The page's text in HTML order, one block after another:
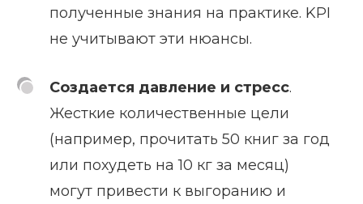
полученные знания на практике. KPI
не учитывают эти нюансы.
Создается давление и стресс.
Жесткие количественные цели
(например, прочитать 50 книг за год
или похудеть на 10 кг за месяц)
могут привести к выгоранию и